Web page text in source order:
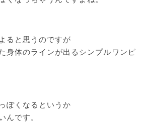
ると思うのですが
身体のラインが出るシンプルワンピ
ぽくなるというか
んです。